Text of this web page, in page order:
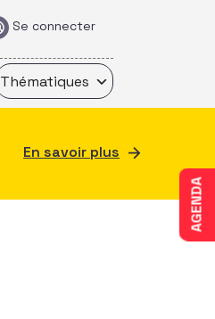
Se connecter
Thématiques
AGENDA
En savoir plus